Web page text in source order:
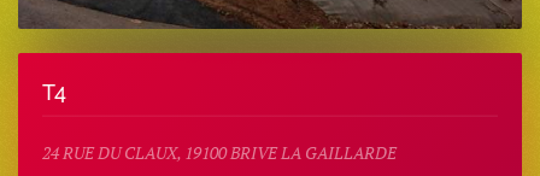
T4
24 RUE DU CLAUX, 19100 BRIVE LA GAILLARDE